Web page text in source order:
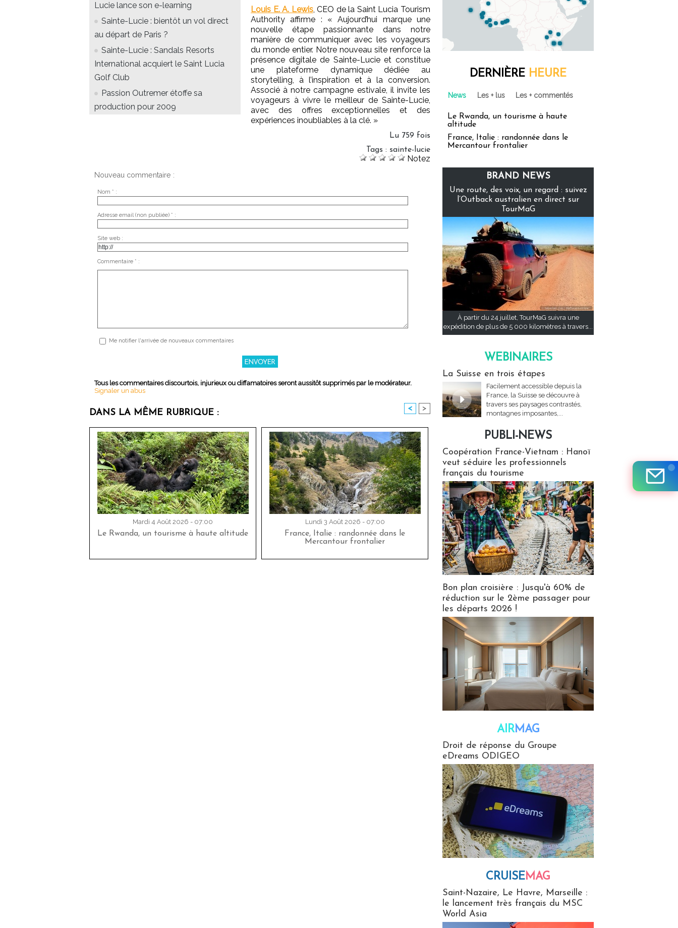
Lucie lance son e-learning
Sainte-Lucie : bientôt un vol direct
au départ de Paris ?
Sainte-Lucie : Sandals Resorts
International acquiert le Saint Lucia
Golf Club
Passion Outremer étoffe sa
production pour 2009
Louis E. A. Lewis, CEO de la Saint Lucia Tourism
Authority affirme : « Aujourd’hui marque une
nouvelle étape passionnante dans notre
manière de communiquer avec les voyageurs
du monde entier. Notre nouveau site renforce la
présence digitale de Sainte-Lucie et constitue
une plateforme dynamique dédiée au
storytelling, à l’inspiration et à la conversion.
Associé à notre campagne estivale, il invite les
voyageurs à vivre le meilleur de Sainte-Lucie,
avec des offres exceptionnelles et des
expériences inoubliables à la clé. »
Lu 759 fois
Tags : sainte-lucie
Notez
Nouveau commentaire :
Nom * :
Adresse email (non publiée) * :
Site web :
Commentaire * :
Me notifier l'arrivée de nouveaux commentaires
Tous les commentaires discourtois, injurieux ou diffamatoires seront aussitôt supprimés par le modérateur.
Signaler un abus
DANS LA MÊME RUBRIQUE : < >
Mardi 4 Août 2026 - 07:00
Le Rwanda, un tourisme à haute altitude
Lundi 3 Août 2026 - 07:00
France, Italie : randonnée dans le
Mercantour frontalier
DERNIÈRE HEURE
News Les + lus Les + commentés
Le Rwanda, un tourisme à haute
altitude
France, Italie : randonnée dans le
Mercantour frontalier
BRAND NEWS
Une route, des voix, un regard : suivez
l’Outback australien en direct sur
TourMaG
À partir du 24 juillet, TourMaG suivra une
expédition de plus de 5 000 kilomètres à travers...
WEBINAIRES
La Suisse en trois étapes
Facilement accessible depuis la
France, la Suisse se découvre à
travers ses paysages contrastés,
montagnes imposantes,...
PUBLI-NEWS
Coopération France-Vietnam : Hanoï
veut séduire les professionnels
français du tourisme
Bon plan croisière : Jusqu'à 60% de
réduction sur le 2ème passager pour
les départs 2026 !
AIRMAG
Droit de réponse du Groupe
eDreams ODIGEO
CRUISEMAG
Saint-Nazaire, Le Havre, Marseille :
le lancement très français du MSC
World Asia